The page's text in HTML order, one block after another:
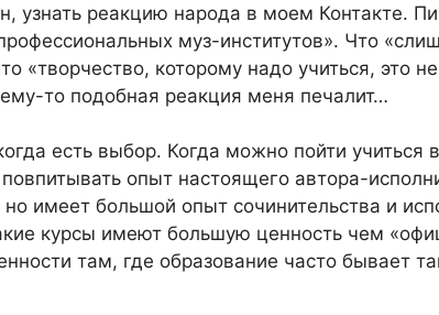
узнать реакцию народа в моем Контакте.
муз-институтов». Что
«творчество, которому надо учиться, это
то подобная реакция меня печалит…
есть выбор. Когда можно пойти учиться
опыт настоящего автора-
но имеет большой опыт сочинительства и
курсы имеют большую ценность чем
там, где образование часто бывает